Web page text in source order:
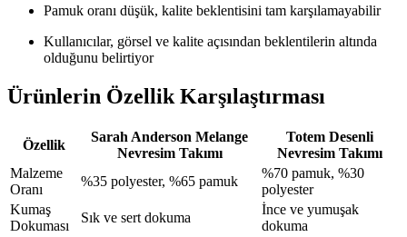
Pamuk oranı düşük, kalite beklentisini tam karşılamayabilir
Kullanıcılar, görsel ve kalite açısından beklentilerin altında
olduğunu belirtiyor
Ürünlerin Özellik Karşılaştırması
Özellik
Sarah Anderson Melange
Nevresim Takımı
Totem Desenli
Nevresim Takımı
Malzeme
Oranı
%35 polyester, %65 pamuk
%70 pamuk, %30
polyester
Kumaş
Dokuması
Sık ve sert dokuma
İnce ve yumuşak
dokuma